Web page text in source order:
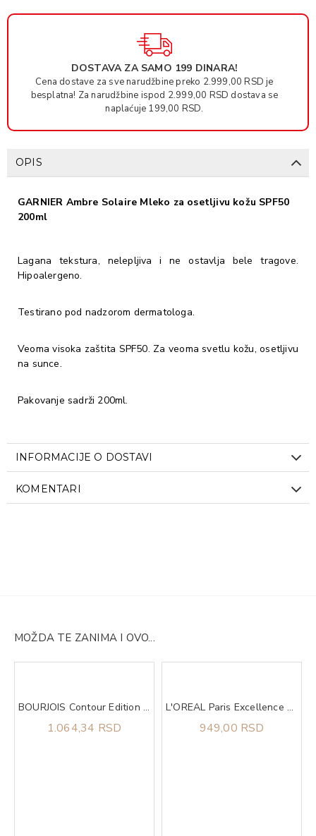
DOSTAVA ZA SAMO 199 DINARA!
Cena dostave za sve narudžbine preko 2.999,00 RSD je
besplatna! Za narudžbine ispod 2.999,00 RSD dostava se
naplaćuje 199,00 RSD.
OPIS
GARNIER Ambre Solaire Mleko za osetljivu kožu SPF50
200ml
Lagana tekstura, nelepljiva i ne ostavlja bele tragove.
Hipoalergeno.
Testirano pod nadzorom dermatologa.
Veoma visoka zaštita SPF50. Za veoma svetlu kožu, osetljivu
na sunce.
Pakovanje sadrži 200ml.
INFORMACIJE O DOSTAVI
KOMENTARI
MOŽDA TE ZANIMA I OVO...
BOURJOIS Contour Edition lip pencil 11
1.064,34 RSD
L'OREAL Paris Excellence 7 boja za kosu
949,00 RSD